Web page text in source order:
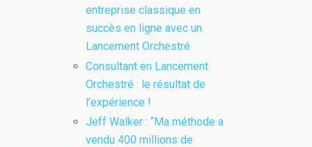
entreprise classique en
succès en ligne avec un
Lancement Orchestré
Consultant en Lancement
Orchestré : le résultat de
l’expérience !
Jeff Walker : “Ma méthode a
vendu 400 millions de